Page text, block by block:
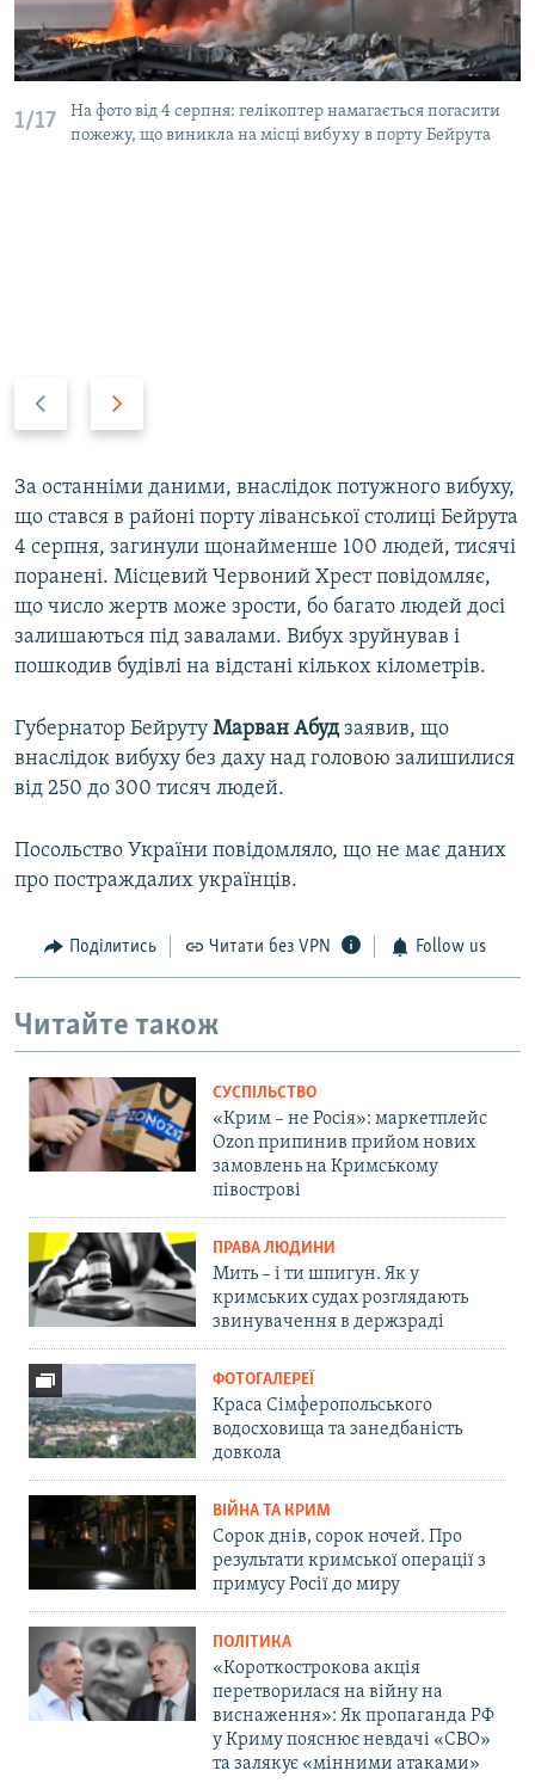
1/17
На фото від 4 серпня: гелікоптер намагається погасити
пожежу, що виникла на місці вибуху в порту Бейрута
v
i
o
u
s
s
l
d
e
t
s
l
i
d
e
За останніми даними, внаслідок потужного вибуху,
що стався в районі порту ліванської столиці Бейрута
4 серпня, загинули щонайменше 100 людей, тисячі
поранені. Місцевий Червоний Хрест повідомляє,
що число жертв може зрости, бо багато людей досі
залишаються під завалами. Вибух зруйнував і
пошкодив будівлі на відстані кількох кілометрів.
Губернатор Бейруту Марван Абудзаявив, що
внаслідок вибуху без даху над головою залишилися
від 250 до 300 тисяч людей.
Посольство України повідомляло, що не має даних
про постраждалих українців.
Поділитись Читати без VPN Follow us
Читайте також
СУСПІЛЬСТВО
«Крим – не Росія»: маркетплейс
Ozon припинив прийом нових
замовлень на Кримському
півострові
ПРАВА ЛЮДИНИ
Мить – і ти шпигун. Як у
кримських судах розглядають
звинувачення в держзраді
ФОТОГАЛЕРЕЇ
Краса Сімферопольського
водосховища та занедбаність
довкола
ВІЙНА ТА КРИМ
Сорок днів, сорок ночей. Про
результати кримської операції з
примусу Росії до миру
ПОЛІТИКА
«Короткострокова акція
перетворилася на війну на
виснаження»: Як пропаганда РФ
у Криму пояснює невдачі «СВО»
та залякує «мінними атаками»